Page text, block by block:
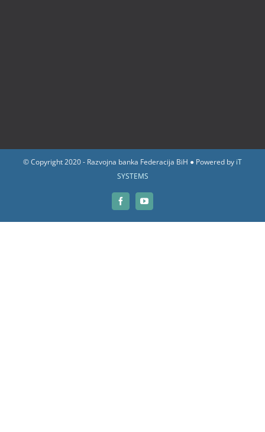
© Copyright 2020 - Razvojna banka Federacija BiH ● Powered by iT
SYSTEMS
FacebookYouTube